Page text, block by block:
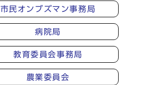
市民オンブズマン事務局
病院局
教育委員会事務局
農業委員会